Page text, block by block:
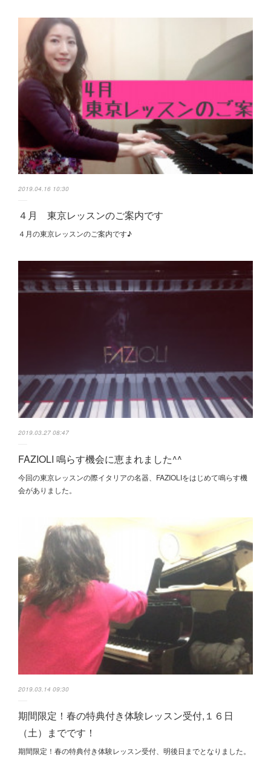
2019.04.16 10:30
４月 東京レッスンのご案内です
４月の東京レッスンのご案内です♪
2019.03.27 08:47
FAZIOLI 鳴らす機会に恵まれました^^
今回の東京レッスンの際イタリアの名器、FAZIOLIをはじめて鳴らす機
会がありました。
2019.03.14 09:30
期間限定！春の特典付き体験レッスン受付,１６日
（土）までです！
期間限定！春の特典付き体験レッスン受付、明後日までとなりました。